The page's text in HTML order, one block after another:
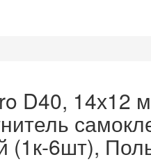
D40, 14х12
(1к-6шт),